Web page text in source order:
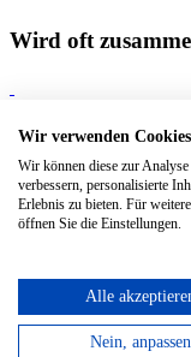
Wird oft
Seiten
Cahier Pocket Black
Wir verwenden Cookies
Wir können diese zur Analyse
verbessern, personalisierte
Erlebnis zu bieten. Für
öffnen Sie die Einstellungen.
Alle
Nein, anpassen